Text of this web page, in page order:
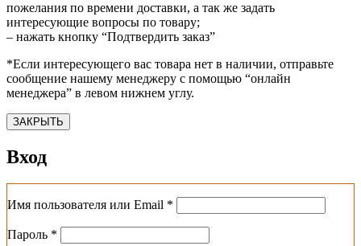
пожелания по времени доставки, а так же задать
интересующие вопросы по товару;
– нажать кнопку “Подтвердить заказ”
*Если интересующего вас товара нет в наличии, отправьте
сообщение нашему менеджеру с помощью “онлайн
менеджера” в левом нижнем углу.
ЗАКРЫТЬ
Вход
Имя пользователя или Email *
Пароль *